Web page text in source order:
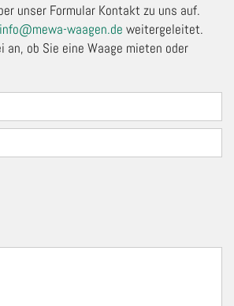
unser Formular Kontakt zu uns auf.
info@mewa-waagen.de weitergeleitet.
an, ob Sie eine Waage mieten oder